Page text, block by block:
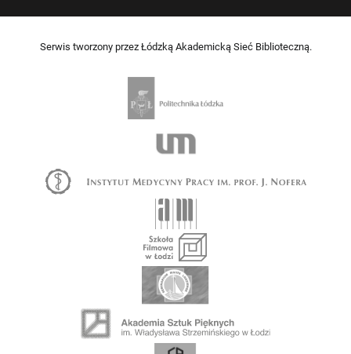
Serwis tworzony przez Łódzką Akademicką Sieć Biblioteczną.